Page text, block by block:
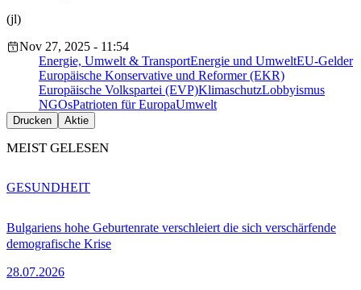
(jl)
Nov 27, 2025 - 11:54
Energie, Umwelt & TransportEnergie und UmweltEU-Gelder
Europäische Konservative und Reformer (EKR)
Europäische Volkspartei (EVP)KlimaschutzLobbyismus
NGOsPatrioten für EuropaUmwelt
Drucken Aktie
MEIST GELESEN
Bulgariens hohe Geburtenrate verschleiert die sich verschärfende
demografische Krise
28.07.2026
GESUNDHEIT